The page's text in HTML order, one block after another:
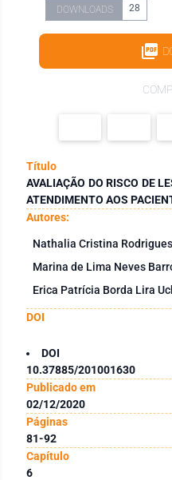
DOWNLOADS 28
Título
AVALIAÇÃO DO RISCO DE
ATENDIMENTO AOS
Autores:
Nathalia Cristina
Marina de Lima Neves
Erica Patrícia Borda Lira
DOI
DOI
10.37885/201001630
Publicado em
02/12/2020
Páginas
81-92
Capítulo
6